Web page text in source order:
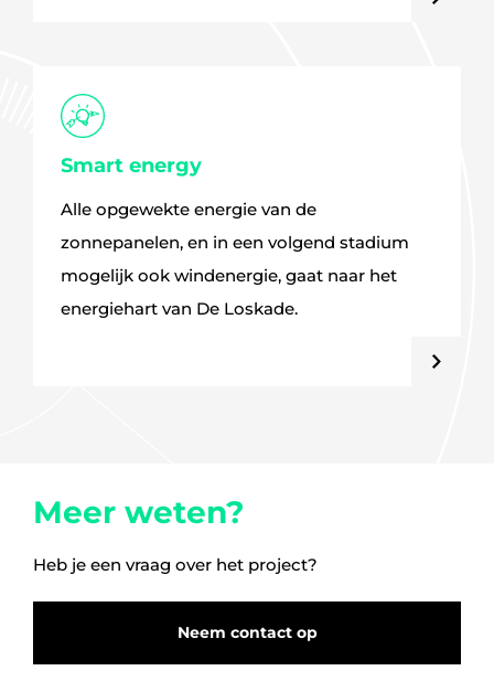
Smart energy
Alle opgewekte energie van de
zonnepanelen, en in een volgend stadium
mogelijk ook windenergie, gaat naar het
energiehart van De Loskade.
Meer weten?
Heb je een vraag over het project?
Neem contact op